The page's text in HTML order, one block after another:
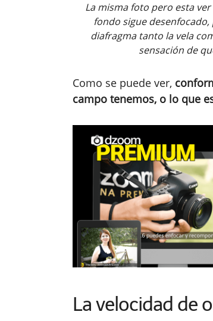
La misma foto pero esta
fondo sigue
diafragma tanto la vela
sensación de
Como se puede ver,
campo tenemos, o lo que
La velocidad de